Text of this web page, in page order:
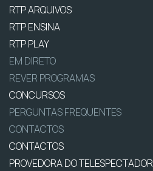
RTP ARQUIVOS
RTP ENSINA
RTP PLAY
EM DIRETO
REVER PROGRAMAS
CONCURSOS
PERGUNTAS FREQUENTES
CONTACTOS
CONTACTOS
PROVEDORA DO TELESPECTADOR